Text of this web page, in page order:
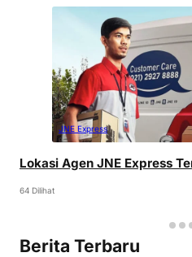
JNE Express
Lokasi Agen JNE Express
64 Dilihat
Berita Terbaru